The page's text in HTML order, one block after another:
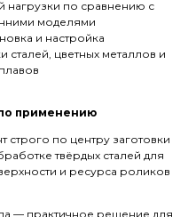
нагрузки по сравнению с
моделями
и настройка
сталей, цветных металлов и
применению
строго по центру заготовки
твёрдых сталей для
и ресурса роликов
— практичное решение для